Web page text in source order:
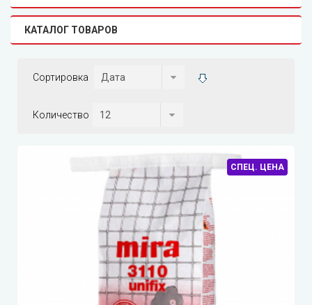
КАТАЛОГ ТОВАРОВ
Сортировка
Количество
СПЕЦ. ЦЕНА